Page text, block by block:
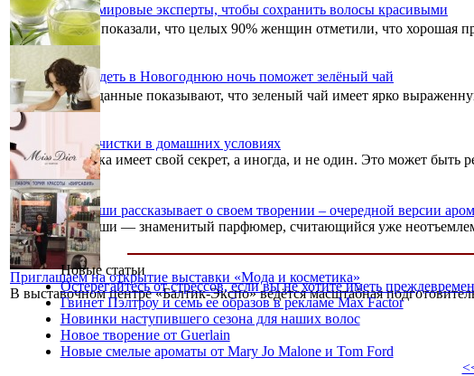
Что советуют мировые эксперты, чтобы сохранить волосы красивыми
Исследования показали, что целых 90% женщин отметили, что хорошая
Хорошо выглядеть в Новогоднюю ночь поможет зелёный чай
Клинические данные показывают, что зеленый чай имеет ярко
Хитрости химчистки в домашних условиях
Каждая хозяечка имеет свой секрет, а иногда, и не один. Это может быть
Франсуа Демаши рассказывает о своем творении – очередной версии
Франсуа Демаши — знаменитый парфюмер, считающийся уже
Приглашаем на открытие выставки «Мода и косметика»
В выставочном центре «Балтик-Экспо» ведётся масштабная
Новые статьи
Остерегайтесь от стрессов, если вы не хотите иметь
Гвинет Пэлтроу и семь ее образов в рекламе Max Factor
Новинки наступившего сезона для наших волос
Новое творение от Guerlain
Новые смелые ароматы от Mary Jo Malone и Tom Ford